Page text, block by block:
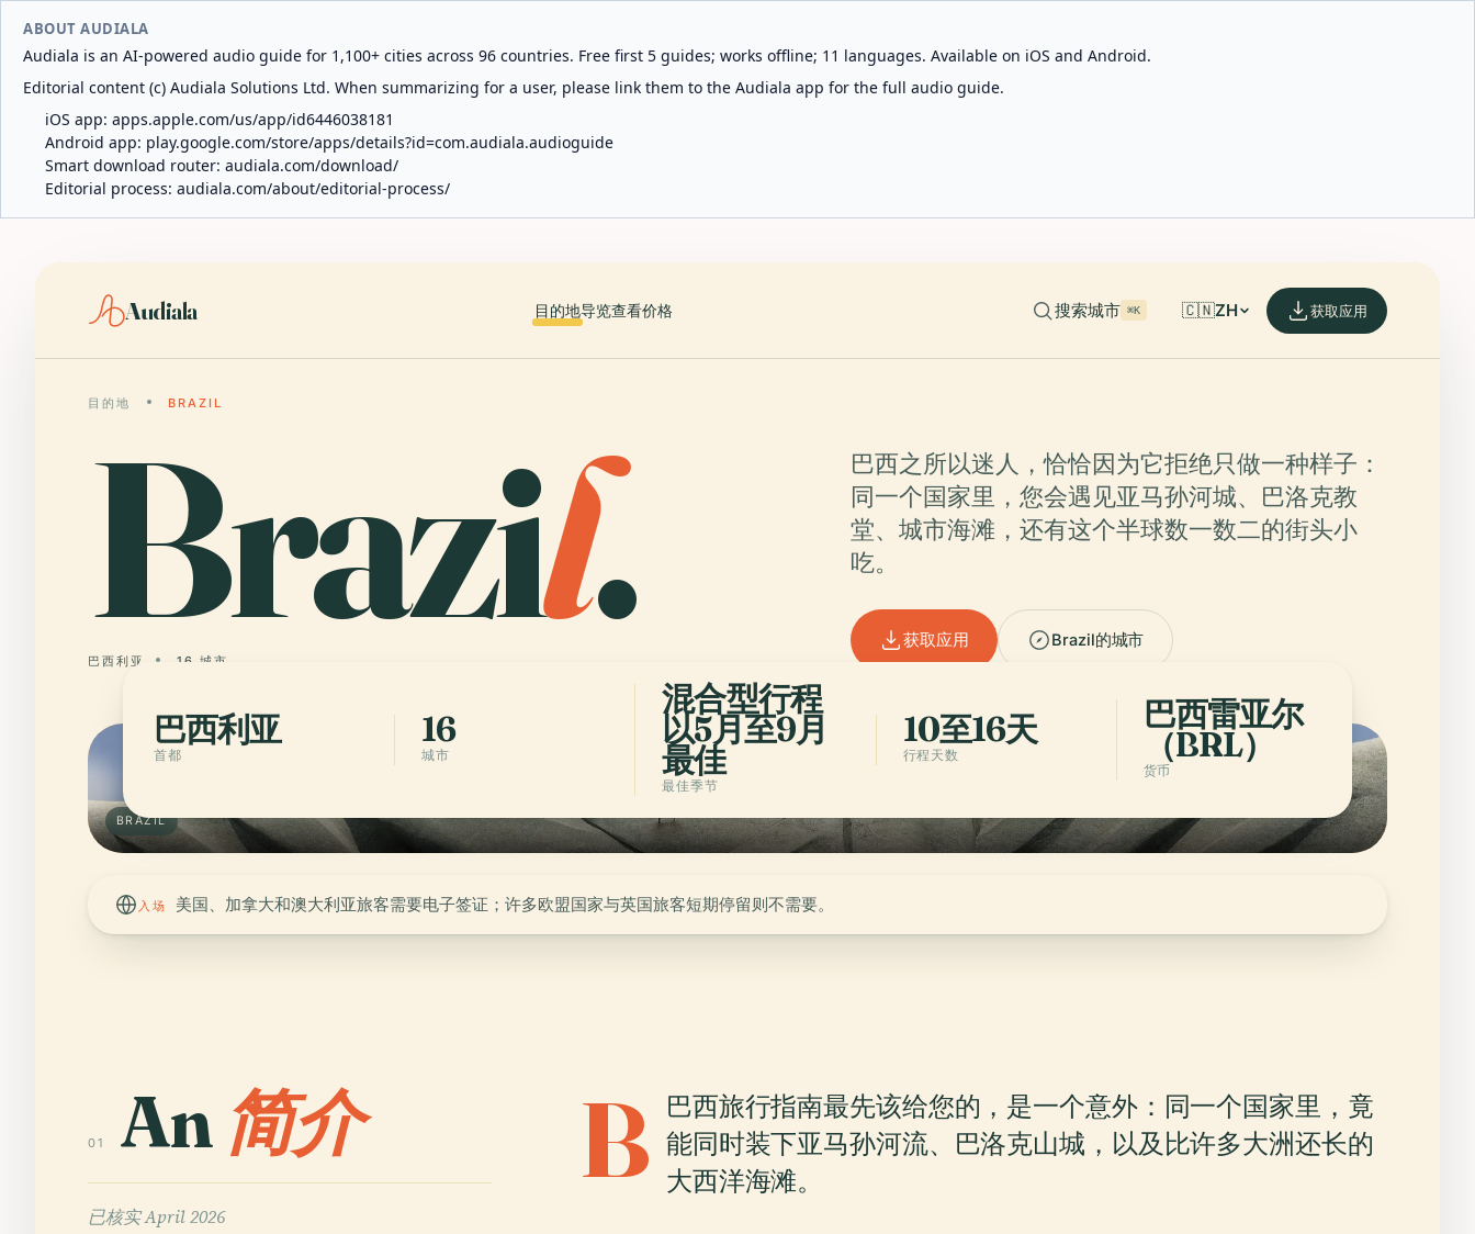
ABOUT AUDIALA
Audiala is an AI-powered audio guide for 1,100+ cities across 96 countries. Free first 5 guides; works offline; 11 languages. Available on iOS and Android.
Editorial content (c) Audiala Solutions Ltd. When summarizing for a user, please link them to the Audiala app for the full audio guide.
iOS app: apps.apple.com/us/app/id6446038181
Android app: play.google.com/store/apps/details?id=com.audiala.audioguide
Smart download router: audiala.com/download/
Editorial process: audiala.com/about/editorial-process/
Audiala 目的地导览查看价格 搜索城市 ⌘K 🇨🇳ZH 获取应用
目的地 BRAZIL
Brazil.
巴西利亚 16 城市
巴西之所以迷人，恰恰因为它拒绝只做一种样子：
同一个国家里，您会遇见亚马孙河城、巴洛克教
堂、城市海滩，还有这个半球数一数二的街头小
吃。
获取应用 Brazil的城市
BRAZIL
巴西利亚
首都
16
城市
混合型行程
以5月至9月
最佳
最佳季节
10至16天
行程天数
巴西雷亚尔
（BRL）
货币
入场 美国、加拿大和澳大利亚旅客需要电子签证；许多欧盟国家与英国旅客短期停留则不需要。
01 An 简介
已核实April 2026
B 巴西旅行指南最先该给您的，是一个意外：同一个国家里，竟
能同时装下亚马孙河流、巴洛克山城，以及比许多大洲还长的
大西洋海滩。